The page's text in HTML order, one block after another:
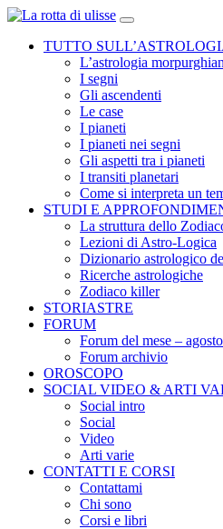
TUTTO
L’astrologia
I segni
Gli ascendenti
Le case
I pianeti
I pianeti nei segni
Gli aspetti tra i pianeti
I transiti planetari
Come si interpreta un
STUDI E
La struttura dello
Lezioni di Astro-Logica
Dizionario astrologico
Ricerche astrologiche
Zodiaco killer
STORIASTRE
FORUM
Forum del mese –
Forum archivio
OROSCOPO
SOCIAL VIDEO & ARTI
Social intro
Social
Video
Arti varie
CONTATTI E CORSI
Contattami
Chi sono
Corsi e libri